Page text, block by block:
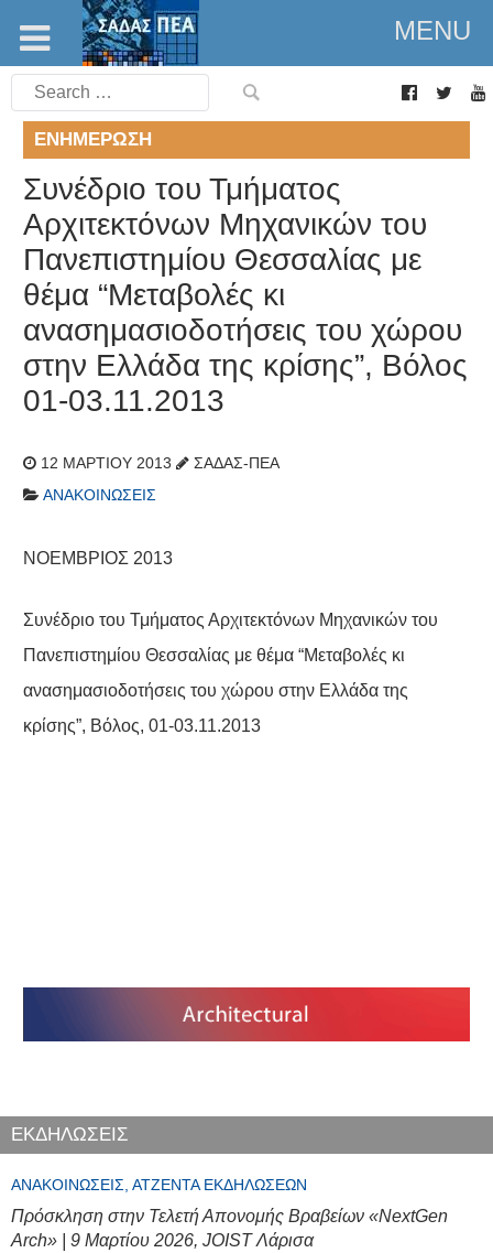
MENU
Search
for:
ΕΝΗΜΈΡΩΣΗ
Συνέδριο του Τμήματος
Αρχιτεκτόνων Μηχανικών του
Πανεπιστημίου Θεσσαλίας με
θέμα “Μεταβολές κι
ανασημασιοδοτήσεις του χώρου
στην Ελλάδα της κρίσης”, Βόλος
01-03.11.2013
12 ΜΑΡΤΊΟΥ 2013
ΣΑΔΑΣ-ΠΕΑ
ΑΝΑΚΟΙΝΏΣΕΙΣ
ΝΟΕΜΒΡΙΟΣ 2013
Συνέδριο του Τμήματος Αρχιτεκτόνων Μηχανικών του
Πανεπιστημίου Θεσσαλίας με θέμα “Μεταβολές κι
ανασημασιοδοτήσεις του χώρου στην Ελλάδα της
κρίσης”, Βόλος, 01-03.11.2013
ΕΚΔΗΛΩΣΕΙΣ
ΑΝΑΚΟΙΝΏΣΕΙΣ, ΑΤΖΈΝΤΑ ΕΚΔΗΛΏΣΕΩΝ
Πρόσκληση στην Τελετή Απονομής Βραβείων «NextGen
Arch» | 9 Μαρτίου 2026, JOIST Λάρισα